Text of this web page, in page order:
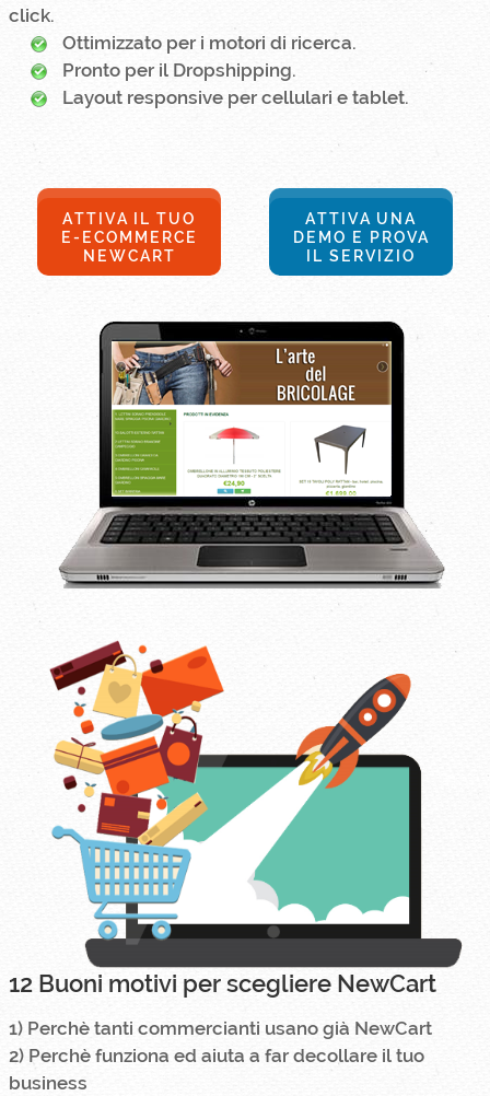
click.
Ottimizzato per i motori di ricerca.
Pronto per il Dropshipping.
Layout responsive per cellulari e tablet.
ATTIVA IL TUO
E-ECOMMERCE
NEWCART
ATTIVA UNA
DEMO E PROVA
IL SERVIZIO
12 Buoni motivi per scegliere NewCart
1) Perchè tanti commercianti usano già NewCart
2) Perchè funziona ed aiuta a far decollare il tuo
business